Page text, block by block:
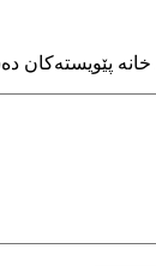
خانە پێویستەکان